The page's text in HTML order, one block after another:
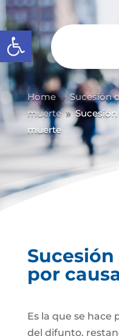
Abrir barra de
Home 9 Sucesión
muerte 9
muerte
por
Es la que se hace
del difunto,